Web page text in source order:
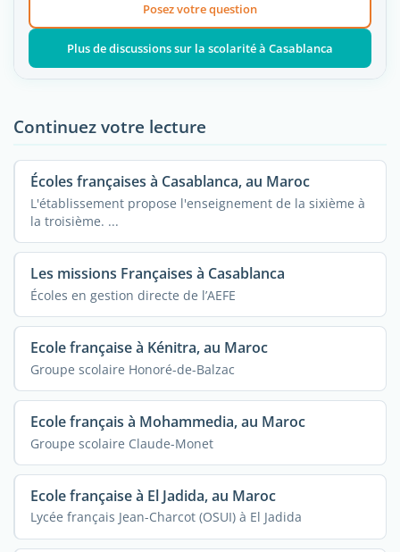
Posez votre question
Plus de discussions sur la scolarité à Casablanca
Continuez votre lecture
Écoles françaises à Casablanca, au Maroc
L'établissement propose l'enseignement de la sixième à
la troisième. ...
Les missions Françaises à Casablanca
Écoles en gestion directe de l’AEFE
Ecole française à Kénitra, au Maroc
Groupe scolaire Honoré-de-Balzac
Ecole français à Mohammedia, au Maroc
Groupe scolaire Claude-Monet
Ecole française à El Jadida, au Maroc
Lycée français Jean-Charcot (OSUI) à El Jadida